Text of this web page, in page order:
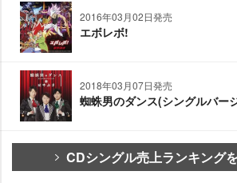
2016年03月02日発売
エボレボ!
2018年03月07日発売
蜘蛛男のダンス(シングルバー
CDシングル売上ランキング